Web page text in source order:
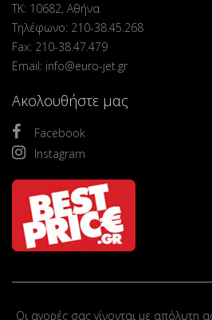
ΤΚ: 10682, Αθήνα
Τηλέφωνο: 210-38.45.268
Fax: 210-38.47.479
Email: info@euro-jet.gr
Ακολουθήστε μας
Facebook
Instagram
Οι αγορές σας γίνονται με απόλυτη